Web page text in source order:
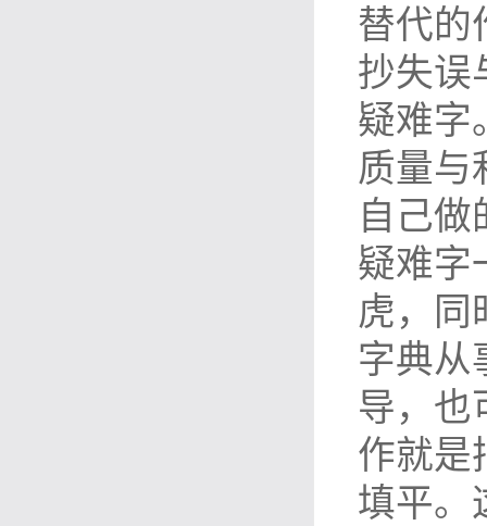
替代的
抄失误
疑难字
质量与
自己做
疑难字
虎，同
字典从
导，也
作就是
填平。